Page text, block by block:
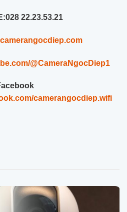
028 22.23.53.21
@CameraNgocDiep1
camerangocdiep.wifi